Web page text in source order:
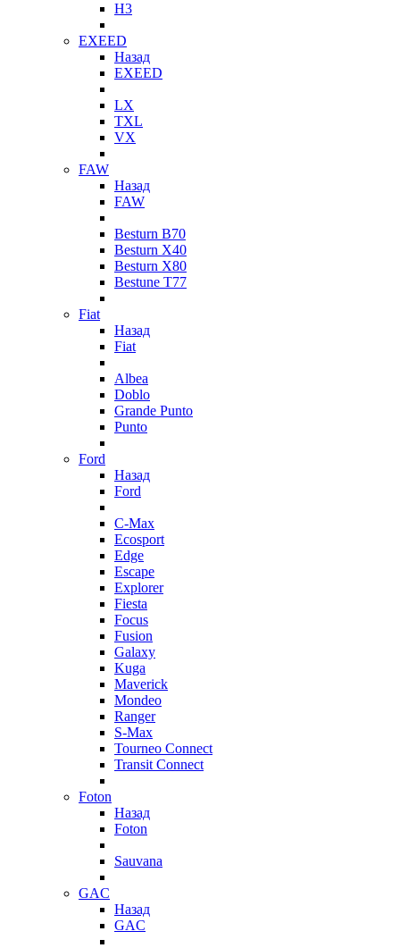
H3
EXEED
Назад
EXEED
LX
TXL
VX
FAW
Назад
FAW
Besturn B70
Besturn X40
Besturn X80
Bestune T77
Fiat
Назад
Fiat
Albea
Doblo
Grande Punto
Punto
Ford
Назад
Ford
C-Max
Ecosport
Edge
Escape
Explorer
Fiesta
Focus
Fusion
Galaxy
Kuga
Maverick
Mondeo
Ranger
S-Max
Tourneo Connect
Transit Connect
Foton
Назад
Foton
Sauvana
GAC
Назад
GAC